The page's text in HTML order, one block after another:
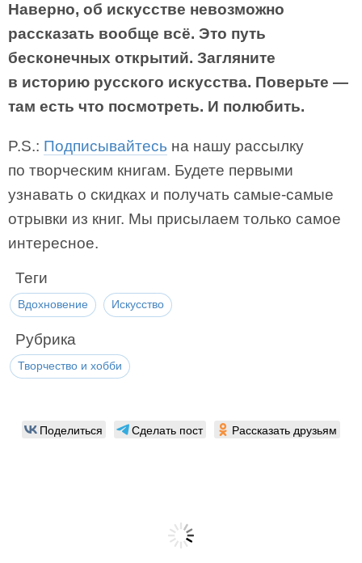
Наверно, об искусстве невозможно
рассказать вообще всё. Это путь
бесконечных открытий. Загляните
в историю русского искусства. Поверьте —
там есть что посмотреть. И полюбить.
P.S.: Подписывайтесь на нашу рассылку
по творческим книгам. Будете первыми
узнавать о скидках и получать самые-самые
отрывки из книг. Мы присылаем только самое
интересное.
Теги
Вдохновение Искусство
Рубрика
Творчество и хобби
Поделиться Сделать пост Рассказать друзьям